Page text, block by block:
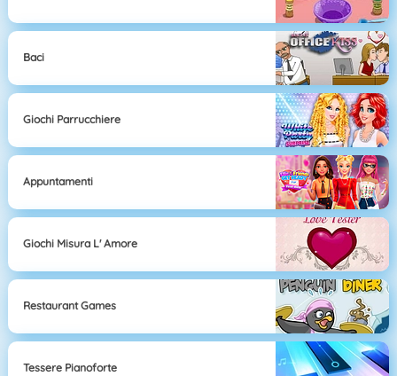
Baci
Giochi Parrucchiere
Appuntamenti
Giochi Misura L' Amore
Restaurant Games
Tessere Pianoforte